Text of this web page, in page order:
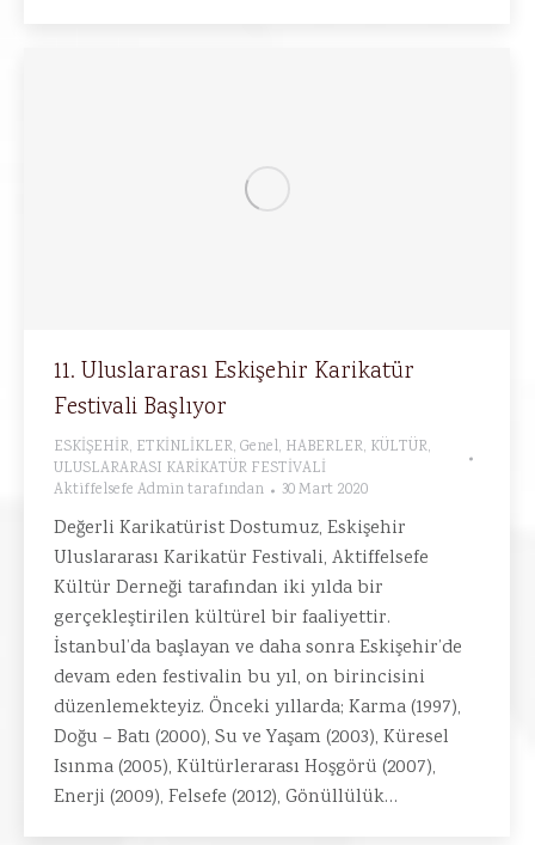
11. Uluslararası Eskişehir Karikatür
Festivali Başlıyor
ESKİŞEHİR, ETKİNLİKLER, Genel, HABERLER, KÜLTÜR,
ULUSLARARASI KARİKATÜR FESTİVALİ
Aktiffelsefe Admintarafından 30 Mart 2020
Değerli Karikatürist Dostumuz, Eskişehir
Uluslararası Karikatür Festivali, Aktiffelsefe
Kültür Derneği tarafından iki yılda bir
gerçekleştirilen kültürel bir faaliyettir.
İstanbul’da başlayan ve daha sonra Eskişehir’de
devam eden festivalin bu yıl, on birincisini
düzenlemekteyiz. Önceki yıllarda; Karma (1997),
Doğu – Batı (2000), Su ve Yaşam (2003), Küresel
Isınma (2005), Kültürlerarası Hoşgörü (2007),
Enerji (2009), Felsefe (2012), Gönüllülük…